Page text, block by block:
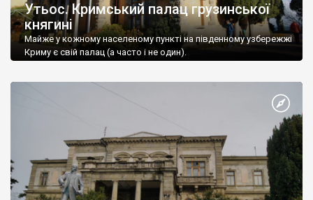
Утьос. Кримський палац грузинської
княгині
Майже у кожному населеному пункті на південному узбережжі
Криму є свій палац (а часто і не один).